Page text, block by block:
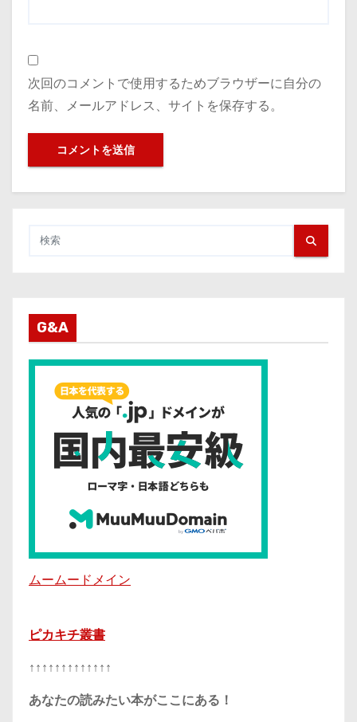
次回のコメントで使用するためブラウザーに自分の
名前、メールアドレス、サイトを保存する。
G&A
ムームードメイン
ピカキチ叢書
↑↑↑↑↑↑↑↑↑↑↑↑↑
あなたの読みたい本がここにある！